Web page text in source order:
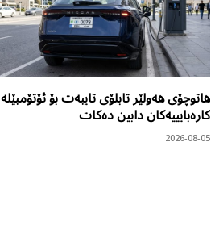
هاتوچۆی هەولێر تابلۆی تایبەت بۆ ئۆتۆمبێلە
کارەبایییەکان دابین دەکات
2026-08-05